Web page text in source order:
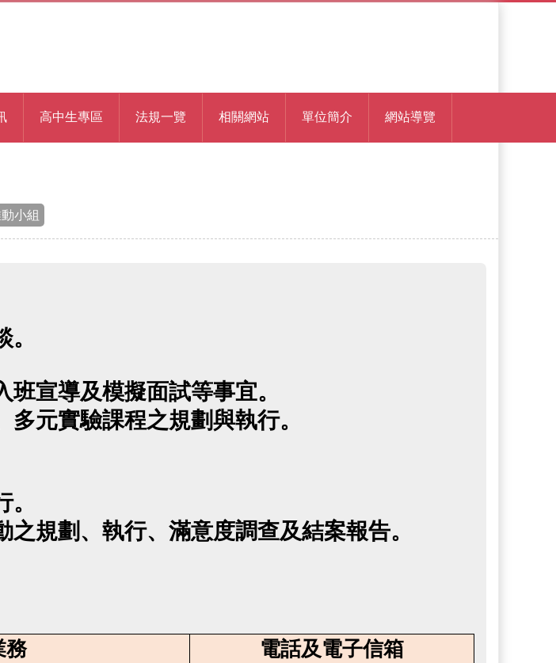
小組
宣導及模擬面試等事宜。
元實驗課程之規劃與執行。
規劃、執行、滿意度調查及結案報告。
務 電話及電子信箱
高中生專區 法規一覽 相關網站 單位簡介 網站導覽